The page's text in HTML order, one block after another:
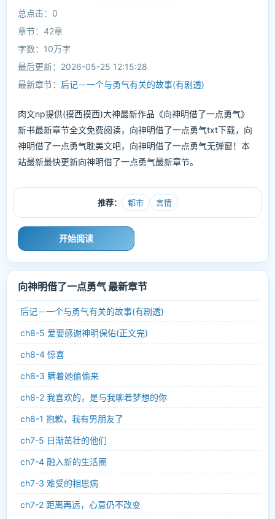
总点击：0
章节：42章
字数：10万字
最后更新：2026-05-25 12:15:28
最新章节： 后记－一个与勇气有关的故事(有剧透)
肉文np提供(摸西摸西)大神最新作品《向神明借了一点勇气》
新书最新章节全文免费阅读，向神明借了一点勇气txt下载，向
神明借了一点勇气耽美文吧，向神明借了一点勇气无弹窗！本
站最新最快更新向神明借了一点勇气最新章节。
推荐： 都市 言情
开始阅读
向神明借了一点勇气 最新章节
后记－一个与勇气有关的故事(有剧透)
ch8-5 爱要感谢神明保佑(正文完)
ch8-4 惊喜
ch8-3 瞒着她偷偷来
ch8-2 我喜欢的，是与我聊着梦想的你
ch8-1 抱歉，我有男朋友了
ch7-5 日渐茁壮的他们
ch7-4 融入新的生活圈
ch7-3 难受的相思病
ch7-2 距离再远，心意仍不改变